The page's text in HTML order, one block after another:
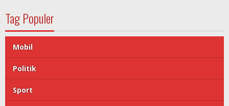
Tag Populer
Mobil
Politik
Sport